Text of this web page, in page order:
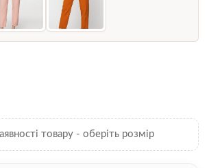
товару - оберіть розмір